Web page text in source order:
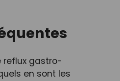
reflux gastro-
en sont les